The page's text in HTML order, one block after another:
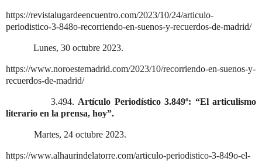
https://revistalugardeencuentro.com/2023/10/24/articulo-
periodistico-3-848o-recorriendo-en-suenos-y-recuerdos-de-madrid/
Lunes, 30 octubre 2023.
https://www.noroestemadrid.com/2023/10/recorriendo-en-suenos-y-
recuerdos-de-madrid/
3.494. Artículo Periodístico 3.849º: “El articulismo
literario en la prensa, hoy”.
Martes, 24 octubre 2023.
https://www.alhaurindelatorre.com/articulo-periodistico-3-849o-el-